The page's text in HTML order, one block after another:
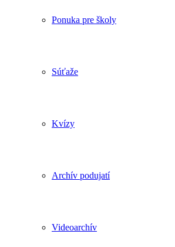
Ponuka pre školy
Súťaže
Kvízy
Archív podujatí
Videoarchív